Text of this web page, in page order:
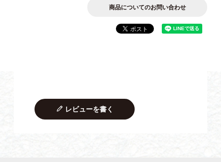
商品についてのお問い合わせ
レビューを書く